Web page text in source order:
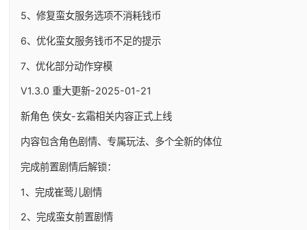
5、修复蛮女服务选项不消耗钱币
6、优化蛮女服务钱币不足的提示
7、优化部分动作穿模
V1.3.0 重大更新-2025-01-21
新角色 侠女-玄霜相关内容正式上线
内容包含角色剧情、专属玩法、多个全新的体位
完成前置剧情后解锁：
1、完成崔莺儿剧情
2、完成蛮女前置剧情